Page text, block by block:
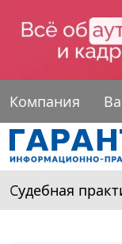
Компания
Судебная